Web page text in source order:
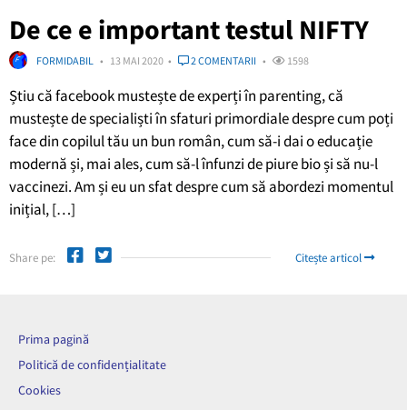
De ce e important testul NIFTY
FORMIDABIL 13 MAI 2020 2 COMENTARII 1598
Știu că facebook mustește de experți în parenting, că
mustește de specialiști în sfaturi primordiale despre cum poți
face din copilul tău un bun român, cum să-i dai o educație
modernă și, mai ales, cum să-l înfunzi de piure bio și să nu-l
vaccinezi. Am și eu un sfat despre cum să abordezi momentul
inițial, […]
Share pe: Citește articol
Prima pagină
Politică de confidențialitate
Cookies